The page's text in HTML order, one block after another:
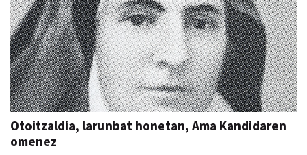
Otoitzaldia, larunbat honetan, Ama Kandidaren
omenez